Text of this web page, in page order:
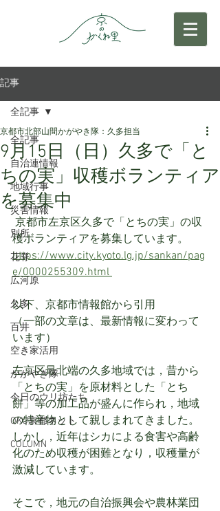
記事
全記事
自治連情報
地域行事
災害情報
別所
花脊
広河原
久多
百井
空き家活用
かがやき隊
今日のウリ坊たち
OKU京都ネット
COLUMN
全記事
9月15日（日）久多で「と
ちの実」収穫ボランティア
を募集中
京都市北部山間かがやき隊：久多担当
穫ボランティアを募集しています。
https://www.city.kyoto.lg.jp/sankan/pag
e/0000255309.html
以下、京都市情報館から引用
（一部の文章は、最新情報に変わって
います）
左京区最北端の久多地域では，昔から
「とちの実」を原材料とした「とち
餅」等の加工品が盛んに作られ，地域
の特産物として親しまれてきました。
しかし，近年はシカによる食害や高齢
化のため収穫が困難となり，収穫量が
激減しています。
そこで，地元の自治振興会や農林業団